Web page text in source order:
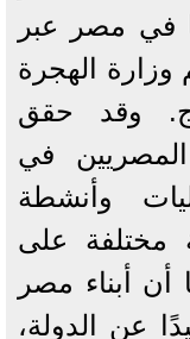
في مصر عبر
وزارة الهجرة
وقد حقق
المصريين في
وأنشطة
مختلفة على
أبناء مصر
عن الدولة،